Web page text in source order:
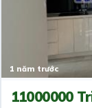
1 năm trước
11000000